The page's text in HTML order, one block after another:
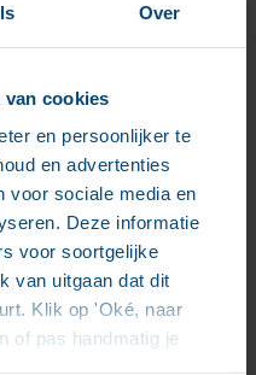
Over
van cookies
en persoonlijker te
en advertenties
voor sociale media en
Deze informatie
voor soortgelijke
van uitgaan dat dit
Klik op 'Oké, naar
of pas handmatig je
vaak
–
in uw
In veel
compliance rond
is. Er zijn systemen.